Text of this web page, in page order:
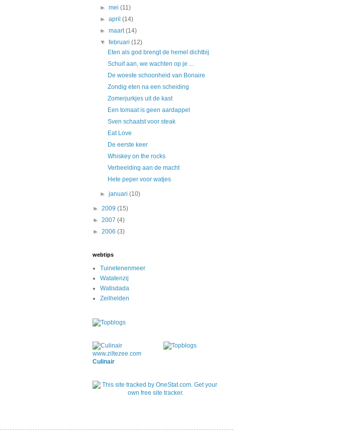
►mei(11)
►april(14)
►maart(14)
▼februari(12)
Eten als god brengt de hemel dichtbij
Schuif aan, we wachten op je ...
De woeste schoonheid van Bonaire
Zondig eten na een scheiding
Zomerjurkjes uit de kast
Een tomaat is geen aardappel
Sven schaatst voor steak
Eat Love
De eerste keer
Whiskey on the rocks
Verbeelding aan de macht
Hete peper voor watjes
►januari(10)
► 2009 (15)
► 2007 (4)
► 2006 (3)
webtips
Tuinetenenmeer
Watatenzij
Watisdada
Zeilhelden
Culinair